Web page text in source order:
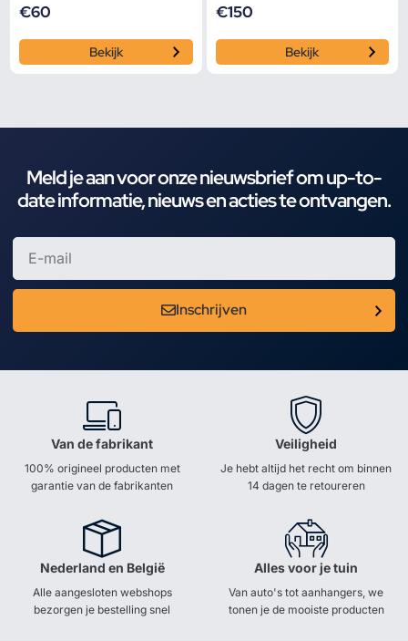
€60
Bekijk
€150
Bekijk
Meld je aan voor onze nieuwsbrief om up-to-
date informatie, nieuws en acties te ontvangen.
Inschrijven
Van de fabrikant
100% origineel producten met
garantie van de fabrikanten
Veiligheid
Je hebt altijd het recht om binnen
14 dagen te retoureren
Nederland en België
Alle aangesloten webshops
bezorgen je bestelling snel
Alles voor je tuin
Van auto's tot aanhangers, we
tonen je de mooiste producten